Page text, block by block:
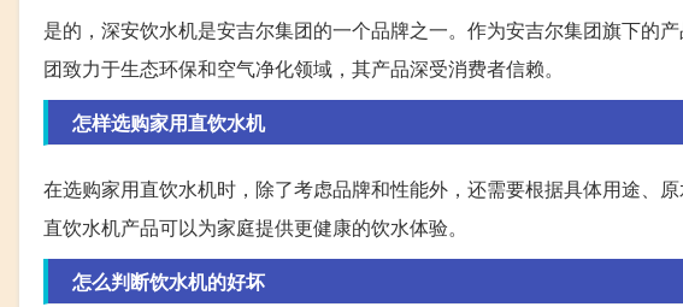
是的，深安饮水机是安吉尔集团的一个品牌之一。作为安吉尔集团旗下的
团致力于生态环保和空气净化领域，其产品深受消费者信赖。
怎样选购家用直饮水机
在选购家用直饮水机时，除了考虑品牌和性能外，还需要根据具体用途、
直饮水机产品可以为家庭提供更健康的饮水体验。
怎么判断饮水机的好坏